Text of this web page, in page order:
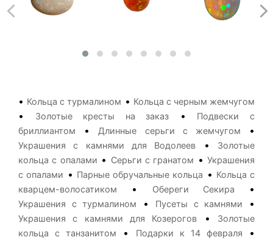
• Кольца с турмалином • Кольца с черным жемчугом
• Золотые кресты на заказ •
Подвески с
бриллиантом
•Длинные серьги с жемчугом •
Украшения с камнями для Водолеев •
Золотые
кольца с опалами • Серьги с гранатом • Украшения
с опалами • Парные обручальные кольца • Кольца с
кварцем-волосатиком
• Обереги Секира •
Украшения с турмалином • Пусеты с камнями •
Украшения с камнями для Козерогов •
Золотые
кольца с танзанитом
• Подарки к 14 февраля •